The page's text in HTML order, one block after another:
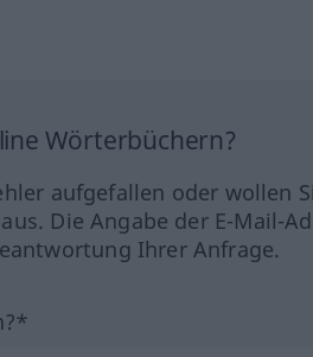
Wörterbüchern?
aufgefallen oder wollen
Die Angabe der E-Mail-
Ihrer Anfrage.